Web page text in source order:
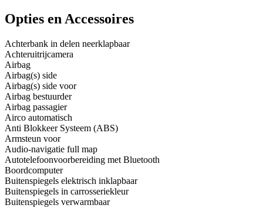
Opties en Accessoires
Achterbank in delen neerklapbaar
Achteruitrijcamera
Airbag
Airbag(s) side
Airbag(s) side voor
Airbag bestuurder
Airbag passagier
Airco automatisch
Anti Blokkeer Systeem (ABS)
Armsteun voor
Audio-navigatie full map
Autotelefoonvoorbereiding met Bluetooth
Boordcomputer
Buitenspiegels elektrisch inklapbaar
Buitenspiegels in carrosseriekleur
Buitenspiegels verwarmbaar